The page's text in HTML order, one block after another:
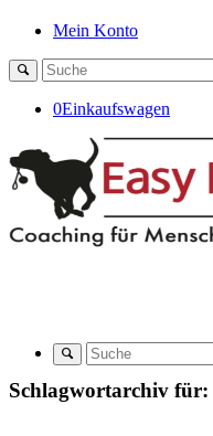
Mein Konto
0Einkaufswagen
Schlagwortarchiv für: